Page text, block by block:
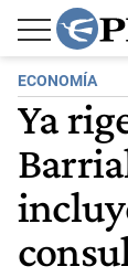
ECONOMÍA
Ya